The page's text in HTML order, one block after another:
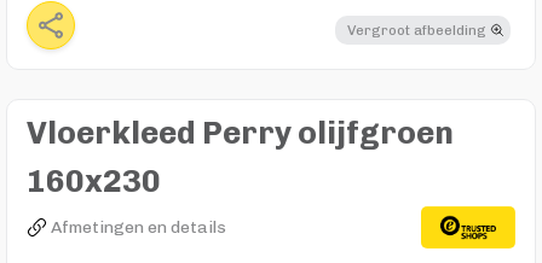
Vergroot afbeelding
Vloerkleed Perry olijfgroen
160x230
Afmetingen en details